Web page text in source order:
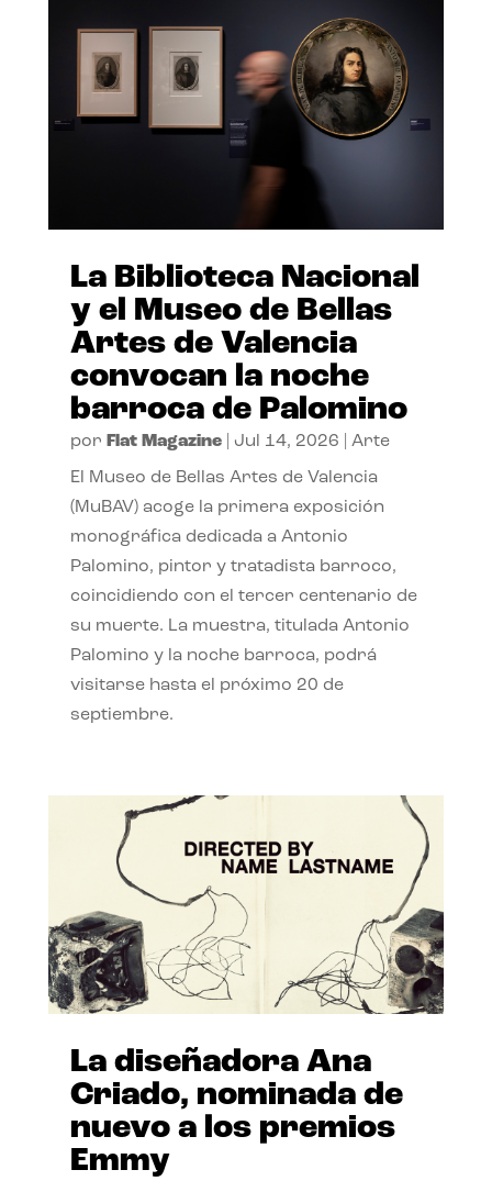
La Biblioteca Nacional
y el Museo de Bellas
Artes de Valencia
convocan la noche
barroca de Palomino
por Flat Magazine| Jul 14, 2026 Arte
El Museo de Bellas Artes de Valencia
(MuBAV) acoge la primera exposición
monográfica dedicada a Antonio
Palomino, pintor y tratadista barroco,
coincidiendo con el tercer centenario de
su muerte. La muestra, titulada Antonio
Palomino y la noche barroca, podrá
visitarse hasta el próximo 20 de
septiembre.
La diseñadora Ana
Criado, nominada de
nuevo a los premios
Emmy